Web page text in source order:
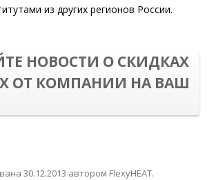
из других регионов России.
НОВОСТИ О СКИДКАХ
ОТ КОМПАНИИ НА ВАШ
30.12.2013 автором FlexyHEAT.